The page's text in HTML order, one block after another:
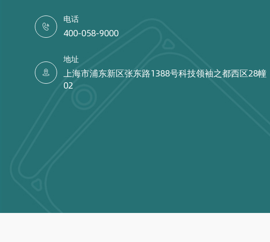

电话
400-058-9000

地址
上海市浦东新区张东路1388号科技领袖之都西区28幢
02